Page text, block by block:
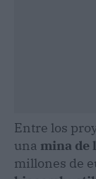
Entre los
una mina de
millones de